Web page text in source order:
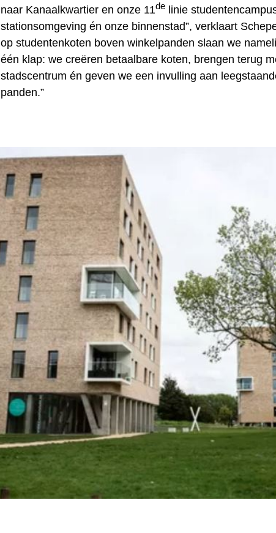
naar Kanaalkwartier en onze 11delinie
stationsomgeving én onze binnenstad”, verklaart
op studentenkoten boven winkelpanden slaan we
één klap: we creëren betaalbare koten, brengen terug
stadscentrum én geven we een invulling aan
panden.”